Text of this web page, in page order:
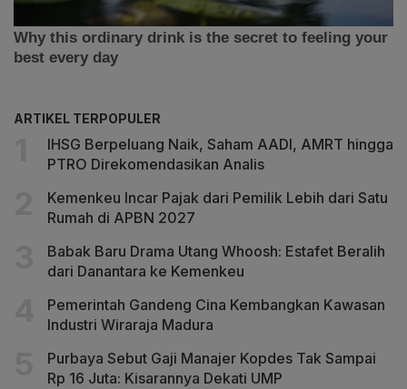
ARTIKEL TERPOPULER
IHSG Berpeluang Naik, Saham AADI, AMRT hingga
PTRO Direkomendasikan Analis
Kemenkeu Incar Pajak dari Pemilik Lebih dari Satu
Rumah di APBN 2027
Babak Baru Drama Utang Whoosh: Estafet Beralih
dari Danantara ke Kemenkeu
Pemerintah Gandeng Cina Kembangkan Kawasan
Industri Wiraraja Madura
Purbaya Sebut Gaji Manajer Kopdes Tak Sampai
Rp 16 Juta: Kisarannya Dekati UMP